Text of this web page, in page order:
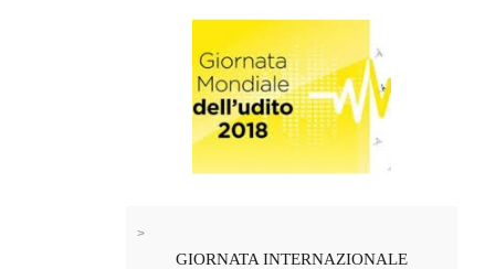
>
GIORNATA INTERNAZIONALE